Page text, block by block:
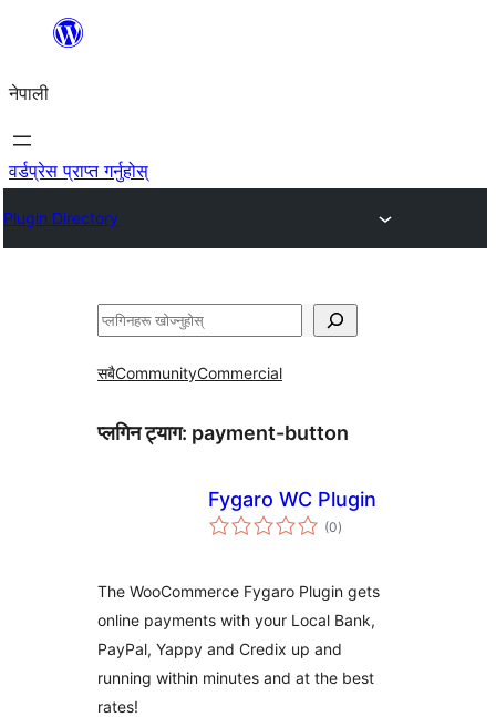
सामग्रीमा
नेपाली
वर्डप्रेस प्राप्त गर्नुहोस्
Plugin Directory
खोज्नुहोस्
सबैCommunityCommercial
प्लगिन ट्याग: payment-button
Fygaro WC Plugin
(0कुल
रेटिङ्गहरू
)
The WooCommerce Fygaro Plugin gets
online payments with your Local Bank,
PayPal, Yappy and Credix up and
running within minutes and at the best
rates!